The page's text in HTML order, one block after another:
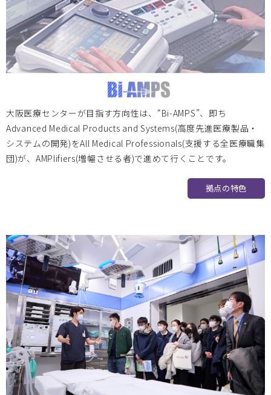
岡山大学 2024.12.24
2024年度 次世代医療機器開発人材育成プログラム 医療機器
開発コース
1/30追加セミナー開催
岡山大学 2024.12.24
第15回 BIZEN活動発信会開催のお知らせ
2024.11.20
産業化フォーラム2024（MDF）】のお知らせ
大阪医療センター 2024.11.11
Bi-AMPSレクチャー（全10回シリーズ）開催のお知らせ
北海道大学 2024.10.18
大阪医療センターが目指す方向性は、“Bi-AMPS”、即ち
Advanced Medical Products and Systems(高度先進医療製品・
システムの開発)をAll Medical Professionals(支援する全医療職集
団)が、AMPlifiers(増幅させる者)で進めて行くことです。
拠点の特色